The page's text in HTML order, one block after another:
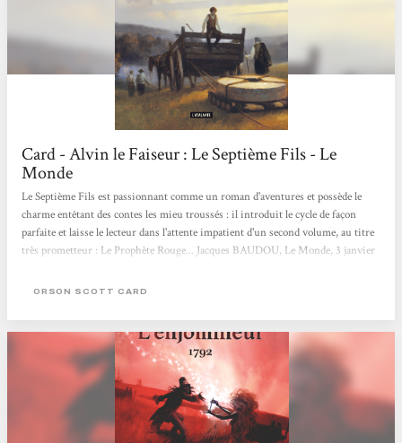
Card - Alvin le Faiseur : Le Septième Fils - Le
Monde
Le Septième Fils est passionnant comme un roman d'aventures et possède le
charme entêtant des contes les mieu troussés : il introduit le cycle de façon
parfaite et laisse le lecteur dans l'attente impatient d'un second volume, au titre
très prometteur : Le Prophète Rouge... Jacques BAUDOU, Le Monde, 3 janvier
ORSON SCOTT CARD